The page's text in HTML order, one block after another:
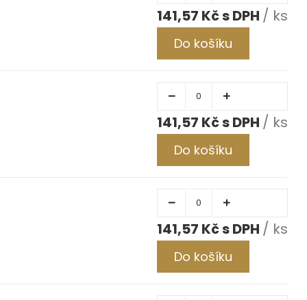
141,57 Kč / ks
Do košíku
141,57 Kč / ks
Do košíku
141,57 Kč / ks
Do košíku